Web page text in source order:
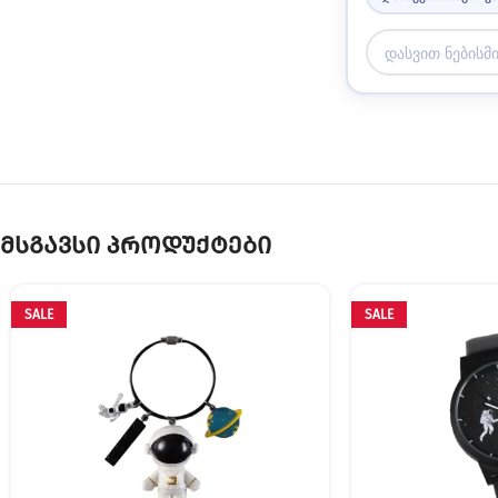
მსგავსი პროდუქტები
SALE SALE